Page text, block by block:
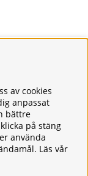
av cookies
anpassat
bättre
på stäng
använda
Läs vår